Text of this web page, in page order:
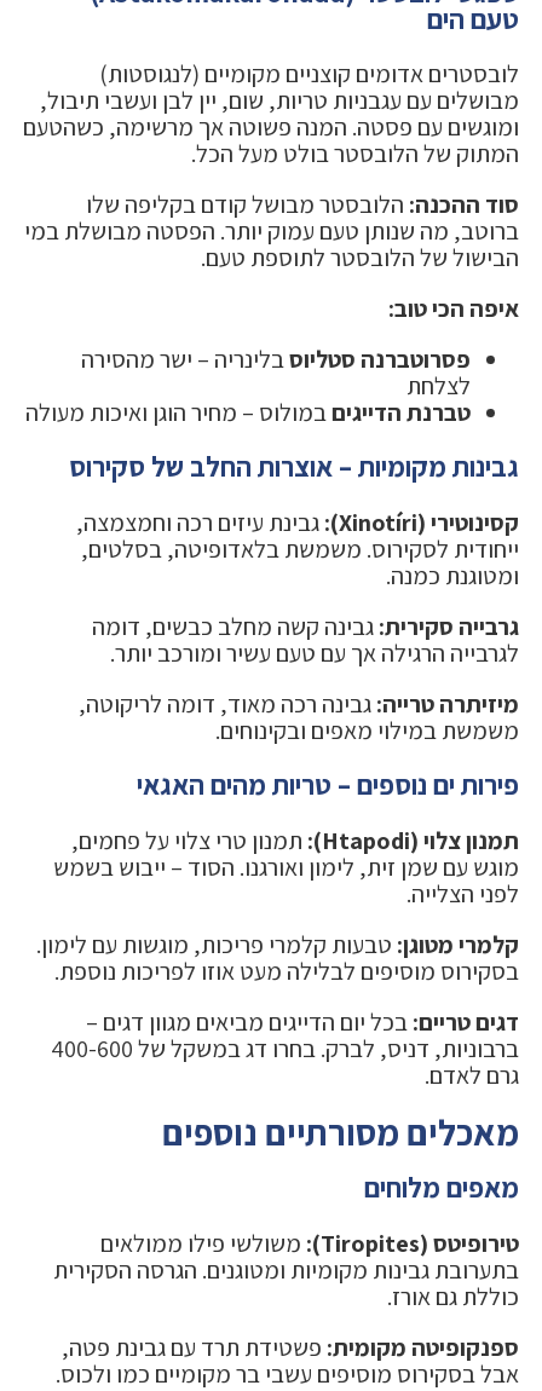
טעם הים
לובסטרים אדומים קוצניים מקומיים (לנגוסטות)
מבושלים עם עגבניות טריות, שום, יין לבן ועשבי תיבול,
ומוגשים עם פסטה. המנה פשוטה אך מרשימה, כשהטעם
המתוק של הלובסטר בולט מעל הכל.
סוד ההכנה: הלובסטר מבושל קודם בקליפה שלו
ברוטב, מה שנותן טעם עמוק יותר. הפסטה מבושלת במי
הבישול של הלובסטר לתוספת טעם.
איפה הכי טוב:
פסרוטברנה סטליוסבלינריה – ישר מהסירה
לצלחת
טברנת הדייגיםבמולוס – מחיר הוגן ואיכות מעולה
גבינות מקומיות – אוצרות החלב של סקירוס
קסינוטירי (Xinotíri):
גבינת עיזים רכה וחמצמצה,
ייחודית לסקירוס. משמשת בלאדופיטה, בסלטים,
ומטוגנת כמנה.
גרבייה סקירית:גבינה קשה מחלב כבשים, דומה
לגרבייה הרגילה אך עם טעם עשיר ומורכב יותר.
מיזיתרה טרייה:גבינה רכה מאוד, דומה לריקוטה,
משמשת במילוי מאפים ובקינוחים.
פירות ים נוספים – טריות מהים האגאי
תמנון צלוי (Htapodi):
תמנון טרי צלוי על פחמים,
מוגש עם שמן זית, לימון ואורגנו. הסוד – ייבוש בשמש
לפני הצלייה.
קלמרי מטוגן: טבעות קלמרי פריכות, מוגשות עם לימון.
בסקירוס מוסיפים לבלילה מעט אוזו לפריכות נוספת.
דגים טריים:בכל יום הדייגים מביאים מגוון דגים –
ברבוניות, דניס, לברק. בחרו דג במשקל של 400-600
גרם לאדם.
מאכלים מסורתיים נוספים
מאפים מלוחים
טירופיטס (Tiropites):
משולשי פילו ממולאים
בתערובת גבינות מקומיות ומטוגנים. הגרסה הסקירית
כוללת גם אורז.
ספנקופיטה מקומית: פשטידת תרד עם גבינת פטה,
אבל בסקירוס מוסיפים עשבי בר מקומיים כמו ולכוס.